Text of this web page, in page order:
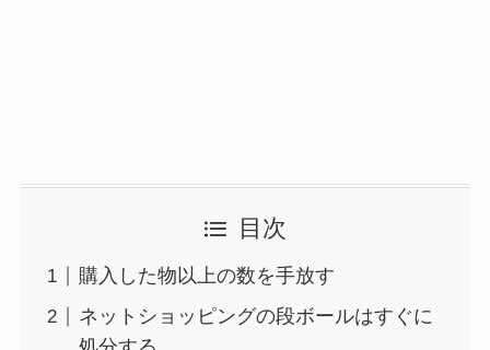
目次
購入した物以上の数を手放す
ネットショッピングの段ボールはすぐに